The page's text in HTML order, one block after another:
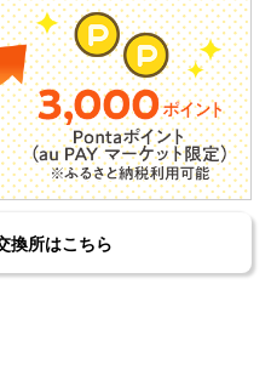
換所はこちら